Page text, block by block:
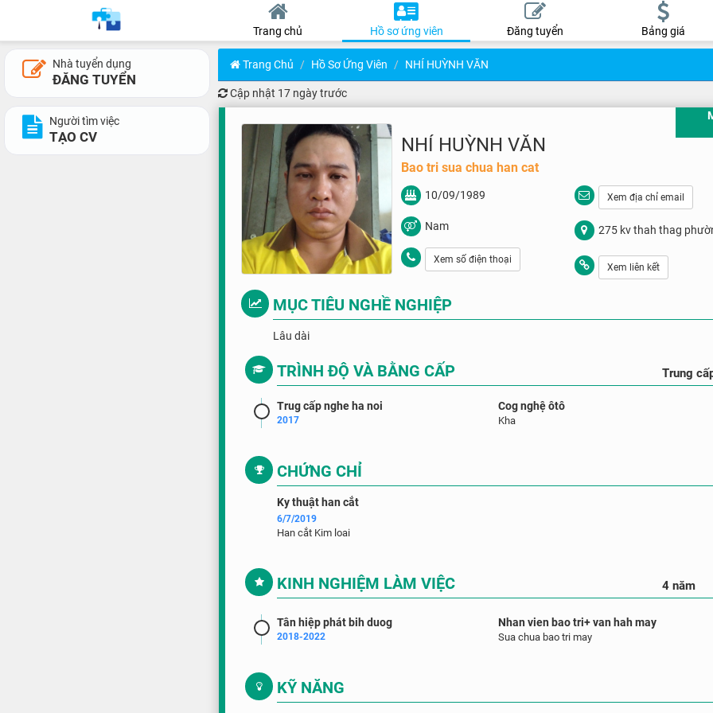
Trang chủ Hồ sơ ứng viên Đăng tuyển Bảng giá
Nhà tuyển dụng
ĐĂNG TUYỂN
Người tìm việc
TẠO CV
Trang Chủ Hồ Sơ Ứng Viên NHÍ HUỲNH VĂN
Cập nhật 17 ngày trước
NHÍ HUỲNH VĂN
Bao tri sua chua han cat
10/09/1989
Nam
Xem số điện thoại
Xem địa chỉ email
275 kv thah thag
Xem liên kết
MỤC TIÊU NGHỀ NGHIỆP
Lâu dài
TRÌNH ĐỘ VÀ BẰNG CẤP Trung
Trug cấp nghe ha noi
2017
Cog nghệ ôtô
Kha
CHỨNG CHỈ
Ky thuật han cắt
6/7/2019
Han cắt Kim loai
KINH NGHIỆM LÀM VIỆC 4 năm
Tân hiệp phát bih duog
2018-2022
Nhan vien bao tri+ van hah may
Sua chua bao tri may
KỸ NĂNG